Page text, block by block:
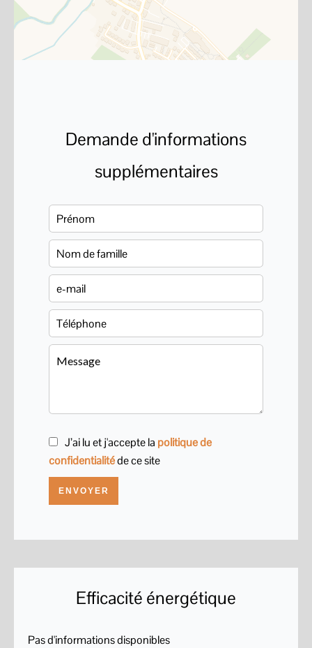
Demande d'informations
supplémentaires
J’ai lu et j'accepte la politique de
confidentialitéde ce site
ENVOYER
Efficacité énergétique
Pas d'informations disponibles